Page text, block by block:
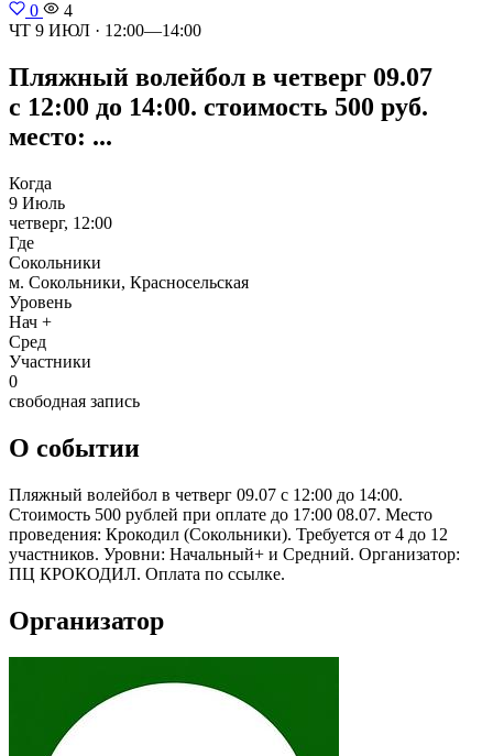
0
4
ЧТ 9 ИЮЛ · 12:00—14:00
Пляжный волейбол в четверг 09.07
с 12:00 до 14:00. стоимость 500 руб.
место: ...
Когда
9 Июль
четверг, 12:00
Где
Сокольники
м. Сокольники, Красносельская
Уровень
Нач +
Сред
Участники
0
свободная запись
О событии
Пляжный волейбол в четверг 09.07 с 12:00 до 14:00.
Стоимость 500 рублей при оплате до 17:00 08.07. Место
проведения: Крокодил (Сокольники). Требуется от 4 до 12
участников. Уровни: Начальный+ и Средний. Организатор:
ПЦ КРОКОДИЛ. Оплата по ссылке.
Организатор